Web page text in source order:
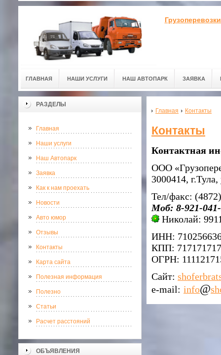
ГЛАВНАЯ НАШИ УСЛУГИ НАШ АВТОПАРК ЗАЯВКА
РАЗДЕЛЫ
Главная
Наши услуги
Наш Автопарк
Заявка
Как к нам проехать
Новости
Авто юмор
Отзывы
Контакты
Карта сайта
Полезная информация
Полезно
Статьи
Расчет расстояний
ОБЪЯВЛЕНИЯ
Главная Контакты
Контакты
Контактная
ООО
3000414,
Тел/факс:
Моб: 8-921-
Николай:
ИНН:
КПП:
ОГРН:
Сайт:
e-mail: info@